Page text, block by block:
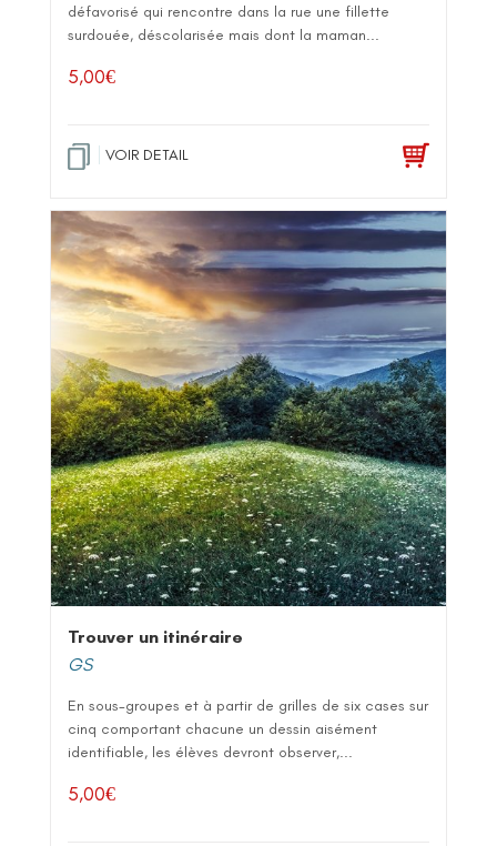
défavorisé qui rencontre dans la rue une fillette
surdouée, déscolarisée mais dont la maman...
5,00€
VOIR DETAIL
Trouver un itinéraire
GS
En sous-groupes et à partir de grilles de six cases sur
cinq comportant chacune un dessin aisément
identifiable, les élèves devront observer,...
5,00€